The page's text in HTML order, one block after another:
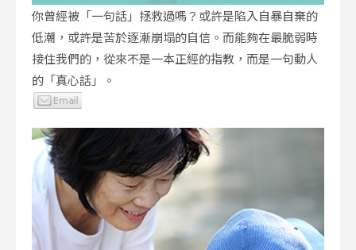
受歡迎的YouTuber「國民姐姐」金美敬
為跌落情緒深淵的你雪中送炭！
你曾經被「一句話」拯救過嗎？或許是陷入自暴自棄的
低潮，或許是苦於逐漸崩塌的自信。而能夠在最脆弱時
接住我們的，從來不是一本正經的指教，而是一句動人
的「真心話」。